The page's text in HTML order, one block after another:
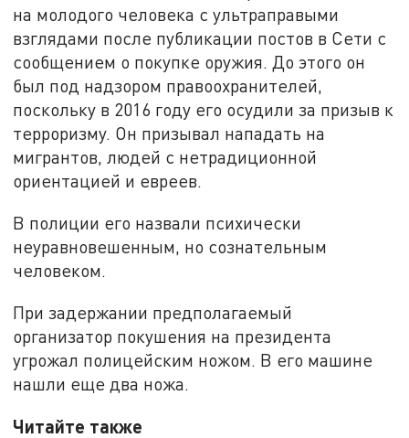
на молодого человека с ультраправыми
взглядами после публикации постов в Сети с
сообщением о покупке оружия. До этого он
был под надзором правоохранителей,
поскольку в 2016 году его осудили за призыв к
терроризму. Он призывал нападать на
мигрантов, людей с нетрадиционной
ориентацией и евреев.
В полиции его назвали психически
неуравновешенным, но сознательным
человеком.
При задержании предполагаемый
организатор покушения на президента
угрожал полицейским ножом. В его машине
нашли еще два ножа.
Читайте также